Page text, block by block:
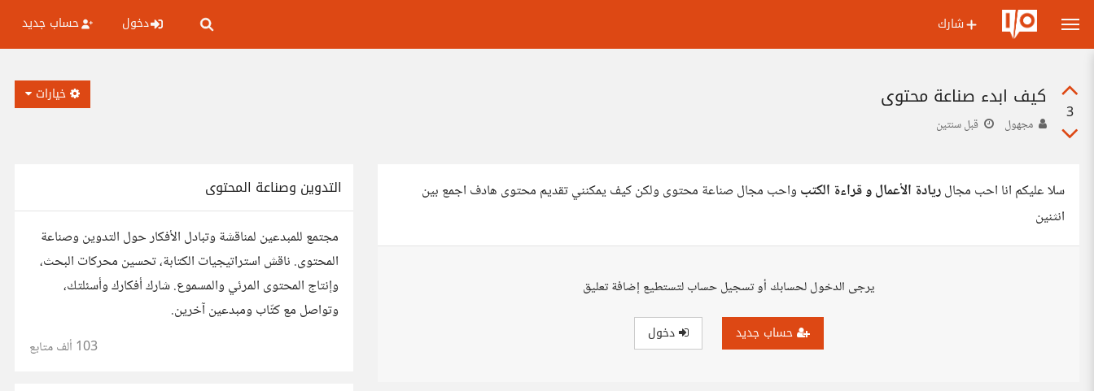
شارك دخول حساب جديد
3
كيف ابدء صناعة محتوى
مجهول قبل سنتين
خيارات
سلا عليكم انا احب مجالريادة الأعمال و قراءة الكتب واحب مجال صناعة محتوى ولكن كيف يمكنني تقديم محتوى هادف اجمع بين
انثنين
يرجى الدخول لحسابك أو تسجيل حساب لتستطيع إضافة تعليق
حساب جديد دخول
التدوين وصناعة المحتوى
مجتمع للمبدعين لمناقشة وتبادل الأفكار حول التدوين وصناعة
المحتوى. ناقش استراتيجيات الكتابة، تحسين محركات البحث،
وإنتاج المحتوى المرئي والمسموع. شارك أفكارك وأسئلتك،
وتواصل مع كتّاب ومبدعين آخرين.
103 ألف متابع